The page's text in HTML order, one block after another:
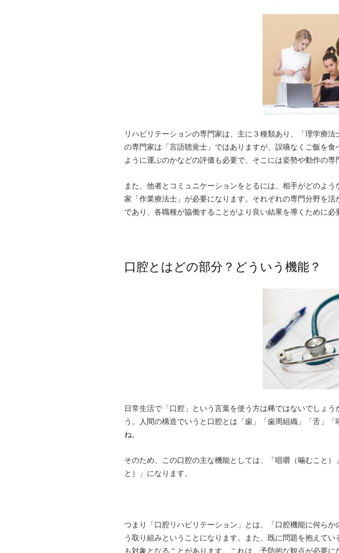
リハビリテーションの専門家は、主に３種類あり、「理学療
の専門家は「言語聴覚士」ではありますが、誤嚥なくご飯を
ように運ぶのかなどの評価も必要で、そこには姿勢や動作の専
また、他者とコミュニケーションをとるには、相手がどのよ
家「作業療法士」が必要になります。それぞれの専門分野を
であり、各職種が協働することがより良い結果を導くために必
口腔とはどの部分？どういう機能？
日常生活で「口腔」という言葉を使う方は稀ではないでしょ
う。人間の構造でいうと口腔とは「歯」「歯周組織」「舌」
ね。
そのため、この口腔の主な機能としては、「咀嚼（噛むこと
と）」になります。
つまり「口腔リハビリテーション」とは、「口腔機能に何ら
う取り組みということになります。また、既に問題を抱えて
も対象となることがあります。これは、予防的な観点が必要に